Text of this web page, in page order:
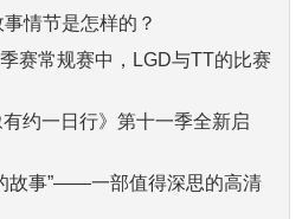
情节是怎样的？
赛常规赛中，LGD与TT的比赛
约一日行》第十一季全新启
故事”——一部值得深思的高清